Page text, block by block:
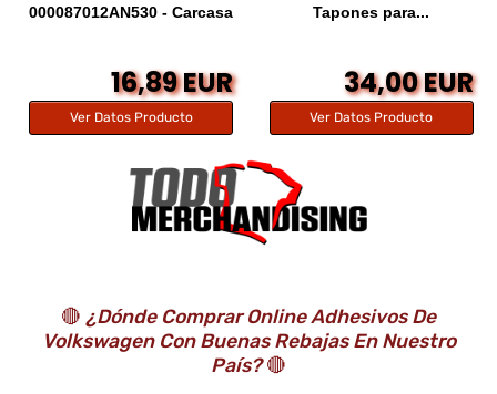
000087012AN530 - Carcasa
16,89 EUR
Ver Datos Producto
Tapones para...
34,00 EUR
Ver Datos Producto
🔴 ¿Dónde Comprar Online Adhesivos De
Volkswagen Con Buenas Rebajas En Nuestro
País?🔴